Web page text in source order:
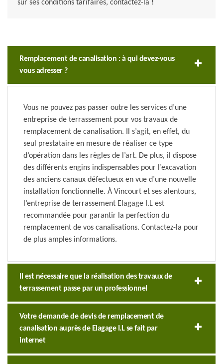
sur ses conditions tarifaires, contactez-la !
Remplacement de canalisation : à qui devez-vous
vous adresser ?
Vous ne pouvez pas passer outre les services d’une
entreprise de terrassement pour vos travaux de
remplacement de canalisation. Il s’agit, en effet, du
seul prestataire en mesure de réaliser ce type
d’opération dans les règles de l’art. De plus, il dispose
des différents engins indispensables pour l’excavation
des anciens canaux défectueux en vue d’une nouvelle
installation fonctionnelle. À Vincourt et ses alentours,
l’entreprise de terrassement Elagage I.L est
recommandée pour garantir la perfection du
remplacement de vos canalisations. Contactez-la pour
de plus amples informations.
Il est nécessaire que la réalisation des travaux de
terrassement passe par un professionnel
Votre demande de devis de remplacement de
canalisation auprès de Elagage I.L se fait par
internet